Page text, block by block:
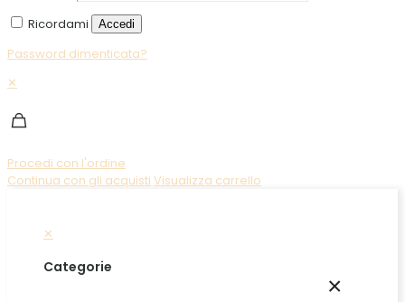
Ricordami
Accedi
Password dimenticata?
✕
Procedi con l'ordine
Continua con gli acquisti Visualizza carrello
✕
×
Categorie